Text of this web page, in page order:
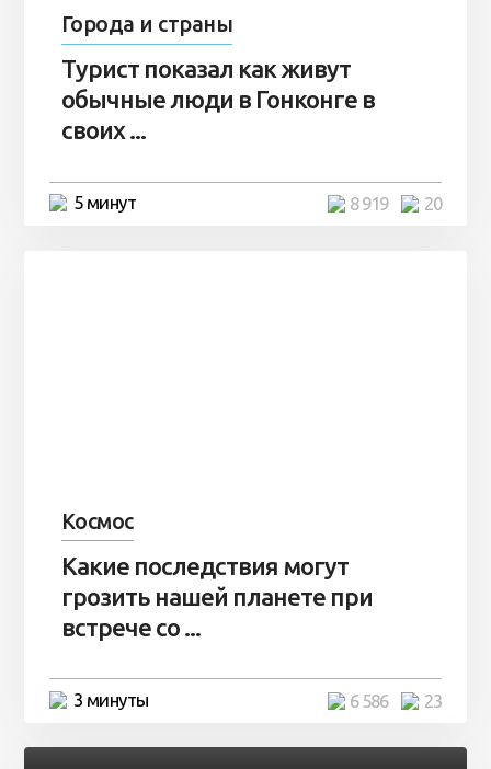
Города и страны
Турист показал как живут
обычные люди в Гонконге в
своих ...
5 минут 20
8 919
Космос
Какие последствия могут
грозить нашей планете при
встрече со ...
3 минуты 23
6 586